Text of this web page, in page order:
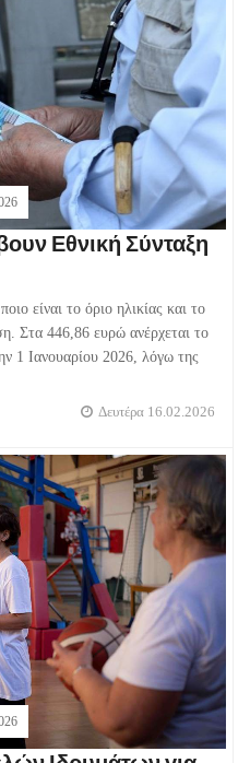
Εθνική Σύνταξη
είναι το όριο ηλικίας και το
Στα 446,86 ευρώ ανέρχεται το
1 Ιανουαρίου 2026, λόγω της
Δευτέρα 16.02.2026